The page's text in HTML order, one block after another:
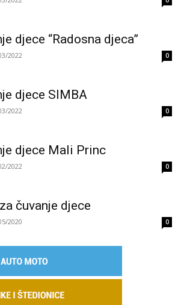
djece “Radosna djeca”
2022 0
djece SIMBA
2022 0
djece Mali Princ
2022 0
čuvanje djece
2020 0